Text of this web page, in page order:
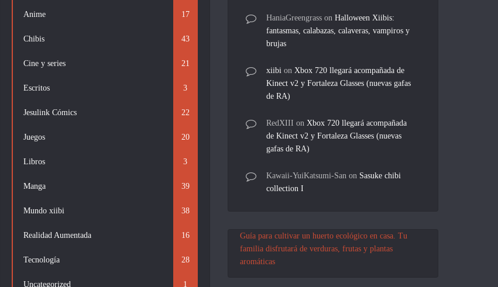
Anime 17
Chibis 43
Cine y series 21
Escritos 3
Jesulink Cómics 22
Juegos 20
Libros 3
Manga 39
Mundo xiibi 38
Realidad Aumentada 16
Tecnología 28
Uncategorized 1
HaniaGreengrass onHalloween Xiibis:
fantasmas, calabazas, calaveras, vampiros y
brujas
xiibi on Xbox 720 llegará acompañada de
Kinect v2 y Fortaleza Glasses (nuevas gafas
de RA)
RedXIII on Xbox 720 llegará acompañada
de Kinect v2 y Fortaleza Glasses (nuevas
gafas de RA)
Kawaii-YuiKatsumi-San on Sasuke chibi
collection I
Guía para cultivar un huerto ecológico en casa. Tu
familia disfrutará de verduras, frutas y plantas
aromáticas